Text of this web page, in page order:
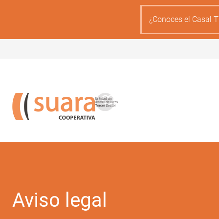
principal
¿Conoces el Casal
Aviso legal